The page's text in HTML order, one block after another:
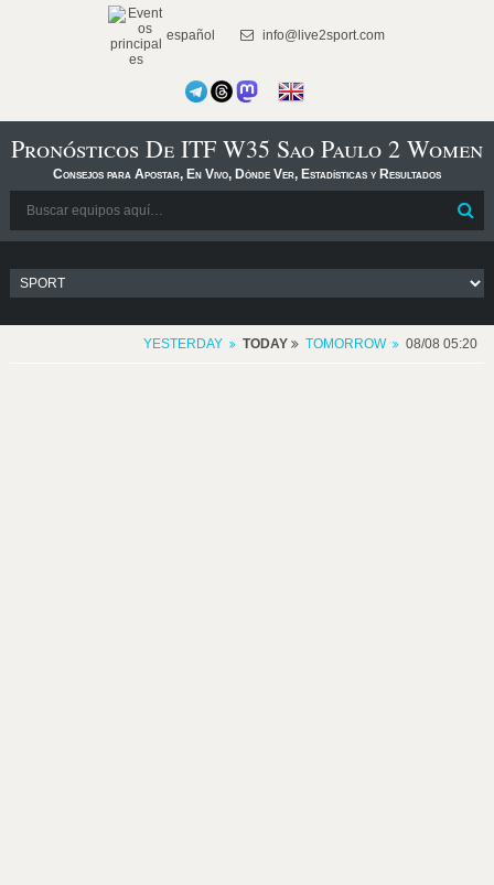
español info@live2sport.com
Pronósticos De ITF W35 Sao Paulo 2 Women
Consejos para Apostar, En Vivo, Dónde Ver, Estadísticas y Resultados
YESTERDAY TODAY TOMORROW 08/08 05:20